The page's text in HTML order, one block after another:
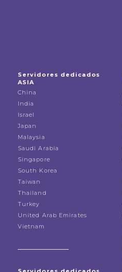
Servidores dedicados
ASIA
China
India
Israel
Japan
Malaysia
Saudi Arabia
Singapore
South Korea
Taiwan
Thailand
Turkey
United Arab Emirates
Vietnam